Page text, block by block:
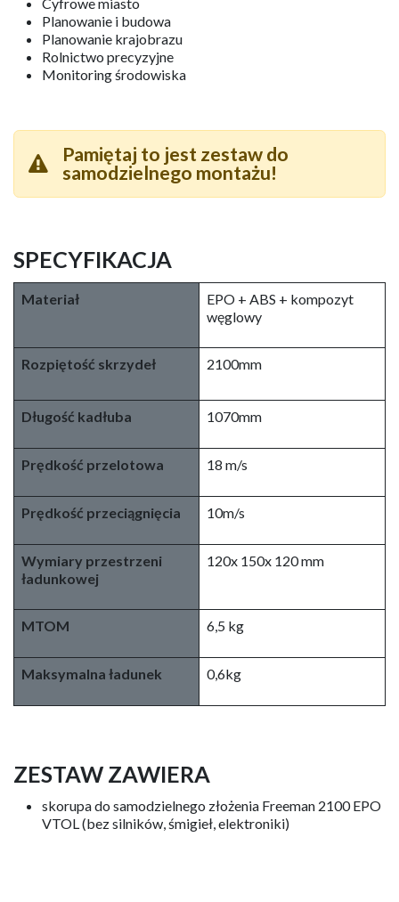
Planowanie i budowa
Planowanie krajobrazu
Rolnictwo precyzyjne
Monitoring środowiska
Pamiętaj to jest zestaw do
samodzielnego montażu!
SPECYFIKACJA
Materiał
EPO + ABS + kompozyt
węglowy
Rozpiętość skrzydeł 2100mm
Długość kadłuba 1070mm
Prędkość przelotowa 18 m/s
Prędkość przeciągnięcia 10m/s
Wymiary przestrzeni
ładunkowej
120x 150x 120 mm
MTOM 6,5 kg
Maksymalna ładunek 0,6kg
ZESTAW ZAWIERA
skorupa do samodzielnego złożenia Freeman 2100 EPO
VTOL (bez silników, śmigieł, elektroniki)